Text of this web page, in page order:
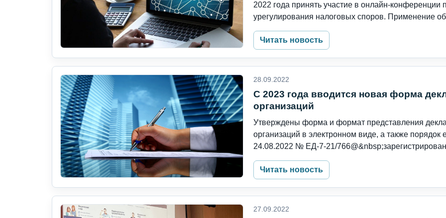
2022 года принять участие в онлайн-
урегулирования налоговых споров. Применение
Читать новость
28.09.2022
С 2023 года вводится новая форма
организаций
Утверждены форма и формат представления
организаций в электронном виде, а также
24.08.2022 № ЕД-7-21/
Читать новость
27.09.2022